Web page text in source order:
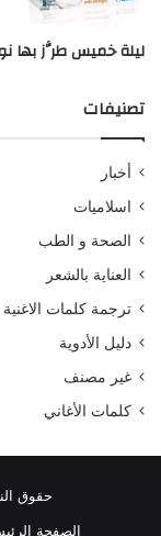
ليلة خميس طرَّز بها
تصنيفات
أخبار
اسلاميات
الصحة و الطب
العناية بالشعر
ترجمة كلمات الاغنية
دليل الأدوية
غير مصنف
كلمات الأغاني
حقوق النشر
الصفحة